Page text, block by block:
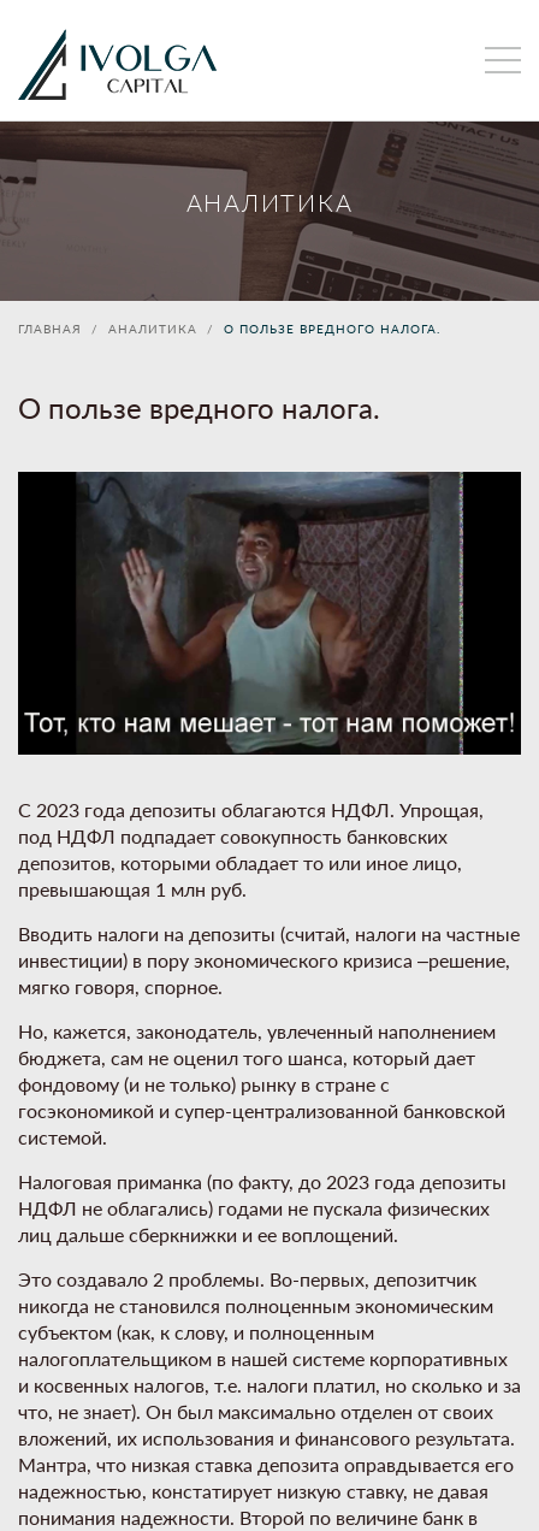
АНАЛИТИКА
ГЛАВНАЯ АНАЛИТИКА О ПОЛЬЗЕ ВРЕДНОГО НАЛОГА.
О пользе вредного налога.
С 2023 года депозиты облагаются НДФЛ. Упрощая,
под НДФЛ подпадает совокупность банковских
депозитов, которыми обладает то или иное лицо,
превышающая 1 млн руб.
Вводить налоги на депозиты (считай, налоги на частные
инвестиции) в пору экономического кризиса –решение,
мягко говоря, спорное.
Но, кажется, законодатель, увлеченный наполнением
бюджета, сам не оценил того шанса, который дает
фондовому (и не только) рынку в стране с
госэкономикой и супер-централизованной банковской
системой.
Налоговая приманка (по факту, до 2023 года депозиты
НДФЛ не облагались) годами не пускала физических
лиц дальше сберкнижки и ее воплощений.
Это создавало 2 проблемы. Во-первых, депозитчик
никогда не становился полноценным экономическим
субъектом (как, к слову, и полноценным
налогоплательщиком в нашей системе корпоративных
и косвенных налогов, т.е. налоги платил, но сколько и за
что, не знает). Он был максимально отделен от своих
вложений, их использования и финансового результата.
Мантра, что низкая ставка депозита оправдывается его
надежностью, констатирует низкую ставку, не давая
понимания надежности. Второй по величине банк в